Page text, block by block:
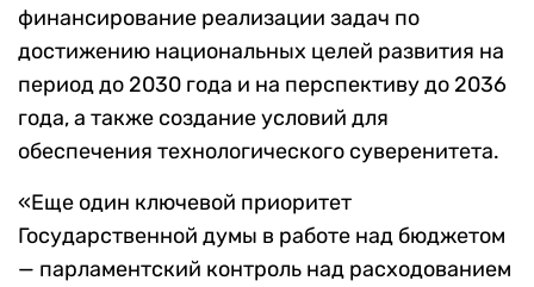
финансирование реализации задач по
достижению национальных целей развития на
период до 2030 года и на перспективу до 2036
года, а также создание условий для
обеспечения технологического суверенитета.
«Еще один ключевой приоритет
Государственной думы в работе над бюджетом
— парламентский контроль над расходованием